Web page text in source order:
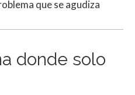
que se agudiza
donde solo